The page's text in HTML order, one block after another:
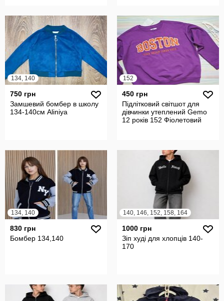
134, 140
750 грн
Замшевий бомбер в школу
134-140см Aliniya
152
450 грн
Підлітковий світшот для
дівчинки утеплений Gemo
12 років 152 Фіолетовий
134, 140
830 грн
Бомбер 134,140
140, 146, 152, 158, 164
1000 грн
Зіп худі для хлопців 140-
170